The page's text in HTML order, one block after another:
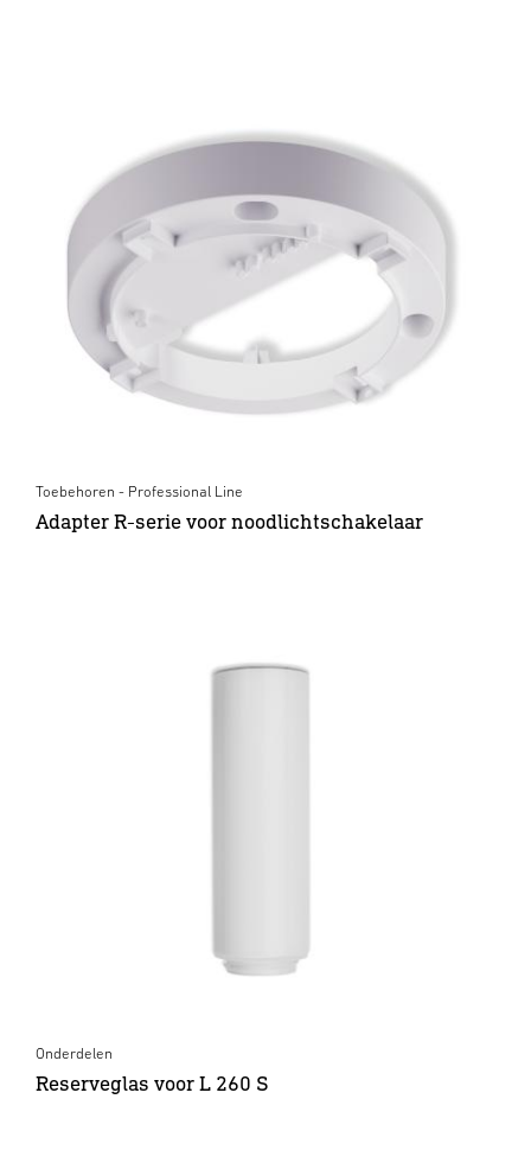
Toebehoren - Professional Line
Adapter R-serie voor noodlichtschakelaar
Onderdelen
Reserveglas voor L 260 S